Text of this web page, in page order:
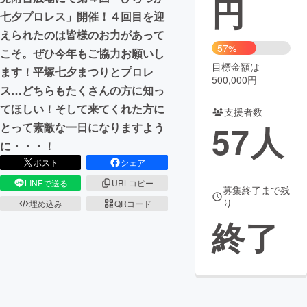
まちづくり・地域活性化
CAMPFIRE for Social Good
CAMPFIRE Creation
CAMPFIREふるさと納税machi-ya コミュニティ
七夕プロレス」開催！４回目を迎
えられたのは皆様のお力があって
こそ。ぜひ今年もご協力お願いし
ます！平塚七夕まつりとプロレ
ス…どちらもたくさんの方に知っ
てほしい！そして来てくれた方に
とって素敵な一日になりますよう
に・・・！
ポスト
シェア
LINEで送る
URLコピー
埋め込み
QRコード
円
57%
目標金額は
500,000円
支援者数
57人
募集終了まで残
り
終了